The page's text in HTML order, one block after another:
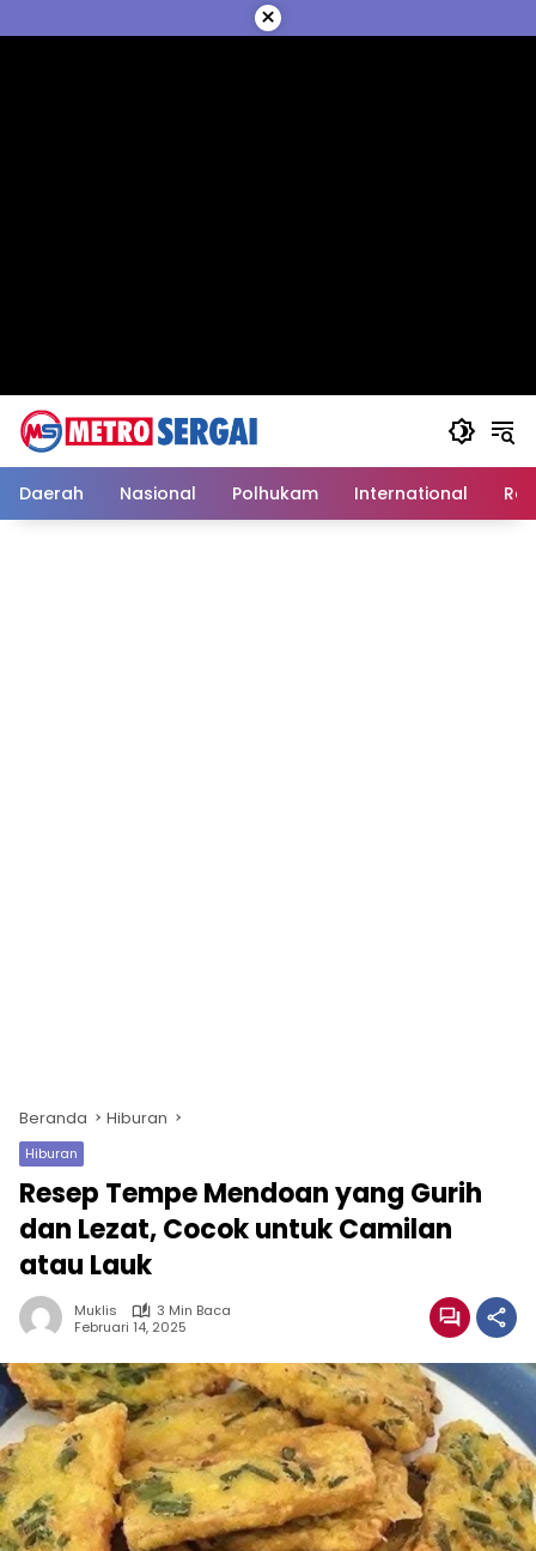
ke
×
Daerah Nasional Polhukam International
Beranda Hiburan
Hiburan
Resep Tempe Mendoan yang Gurih
dan Lezat, Cocok untuk Camilan
atau Lauk
Muklis
3 Min Baca
Februari 14, 2025